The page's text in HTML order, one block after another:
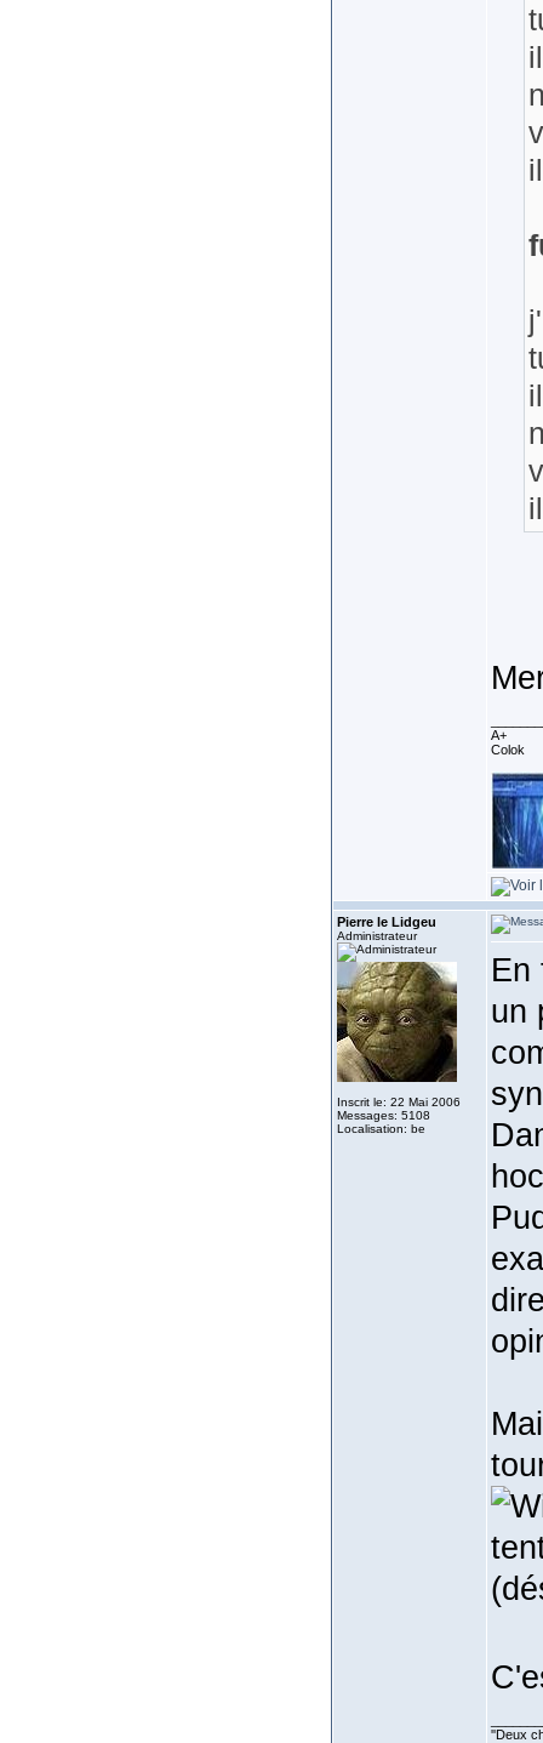
A+
Colok
Pierre le Lidgeu
Administrateur
Inscrit le: 22 Mai 2006
Messages: 5108
Localisation: be
En
un
''Deux